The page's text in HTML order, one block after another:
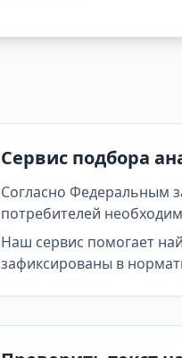
Сервис подбора
Согласно Федеральным
потребителей
Наш сервис помогает
зафиксированы в